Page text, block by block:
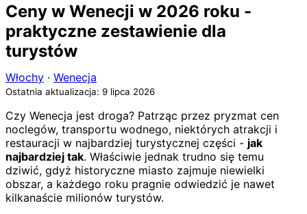
Ceny w Wenecji w 2026 roku -
praktyczne zestawienie dla
turystów
Włochy · Wenecja
Ostatnia aktualizacja: 9 lipca 2026
Czy Wenecja jest droga? Patrząc przez pryzmat cen
noclegów, transportu wodnego, niektórych atrakcji i
restauracji w najbardziej turystycznej części - jak
najbardziej tak. Właściwie jednak trudno się temu
dziwić, gdyż historyczne miasto zajmuje niewielki
obszar, a każdego roku pragnie odwiedzić je nawet
kilkanaście milionów turystów.